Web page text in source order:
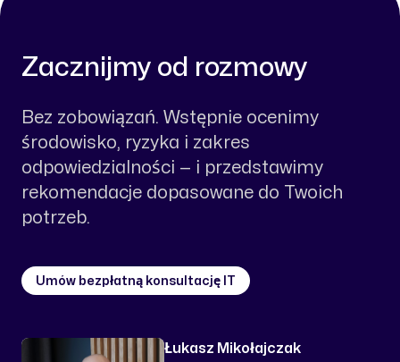
Zacznijmy od rozmowy
Bez zobowiązań. Wstępnie ocenimy
środowisko, ryzyka i zakres
odpowiedzialności — i przedstawimy
rekomendacje dopasowane do Twoich
potrzeb.
Umów bezpłatną konsultację IT
Łukasz Mikołajczak